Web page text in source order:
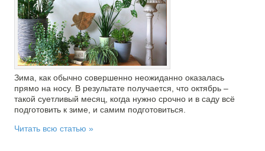
Зима, как обычно совершенно неожиданно оказалась
прямо на носу. В результате получается, что октябрь –
такой суетливый месяц, когда нужно срочно и в саду всё
подготовить к зиме, и самим подготовиться.
Читать всю статью »